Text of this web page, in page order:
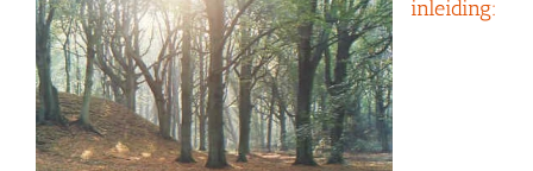
inleiding: